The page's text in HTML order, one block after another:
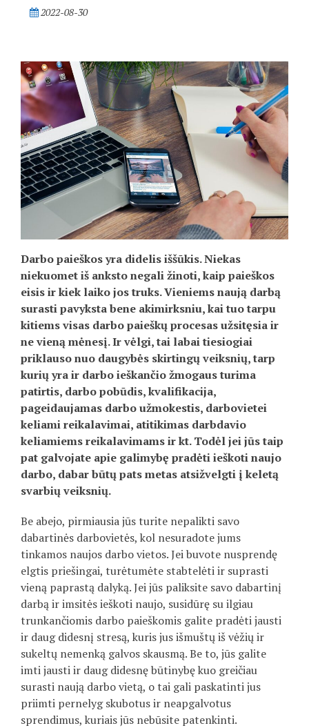
2022-08-30
Darbo paieškos yra didelis iššūkis. Niekas
niekuomet iš anksto negali žinoti, kaip paieškos
eisis ir kiek laiko jos truks. Vieniems naują darbą
surasti pavyksta bene akimirksniu, kai tuo tarpu
kitiems visas darbo paieškų procesas užsitęsia ir
ne vieną mėnesį. Ir vėlgi, tai labai tiesiogiai
priklauso nuo daugybės skirtingų veiksnių, tarp
kurių yra ir darbo ieškančio žmogaus turima
patirtis, darbo pobūdis, kvalifikacija,
pageidaujamas darbo užmokestis, darbovietei
keliami reikalavimai, atitikimas darbdavio
keliamiems reikalavimams ir kt. Todėl jei jūs taip
pat galvojate apie galimybę pradėti ieškoti naujo
darbo, dabar būtų pats metas atsižvelgti į keletą
svarbių veiksnių.
Be abejo, pirmiausia jūs turite nepalikti savo
dabartinės darbovietės, kol nesuradote jums
tinkamos naujos darbo vietos. Jei buvote nusprendę
elgtis priešingai, turėtumėte stabtelėti ir suprasti
vieną paprastą dalyką. Jei jūs paliksite savo dabartinį
darbą ir imsitės ieškoti naujo, susidūrę su ilgiau
trunkančiomis darbo paieškomis galite pradėti jausti
ir daug didesnį stresą, kuris jus išmuštų iš vėžių ir
sukeltų nemenką galvos skausmą. Be to, jūs galite
imti jausti ir daug didesnę būtinybę kuo greičiau
surasti naują darbo vietą, o tai gali paskatinti jus
priimti pernelyg skubotus ir neapgalvotus
sprendimus, kuriais jūs nebūsite patenkinti.